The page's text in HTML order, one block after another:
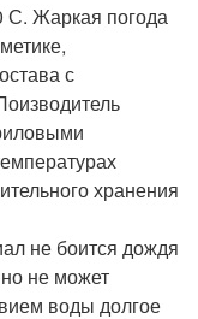
С. Жаркая погода
с
хранения
не боится дождя
не может
воды долгое